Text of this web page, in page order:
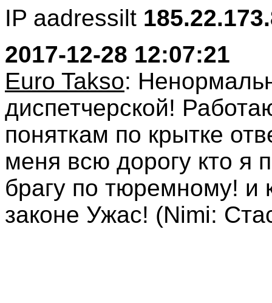
IP aadressilt
2017-12-28 12:07:21
Euro Takso:
диспетчерской!
поняткам по крытке
меня всю дорогу кто я
брагу по тюремному! и
законе Ужас! (Nimi: